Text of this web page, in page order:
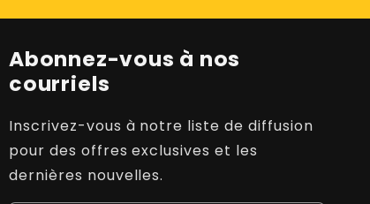
Abonnez-vous à nos
courriels
Inscrivez-vous à notre liste de diffusion
pour des offres exclusives et les
dernières nouvelles.